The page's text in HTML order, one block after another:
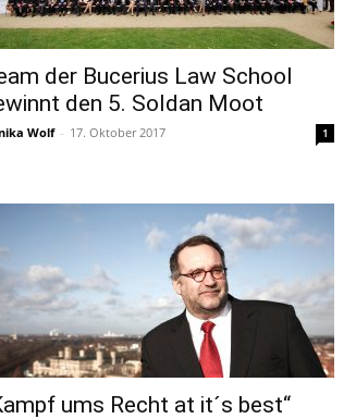
der Bucerius Law School
den 5. Soldan Moot
Wolf - 17. Oktober 2017 1
ums Recht at it´s best“